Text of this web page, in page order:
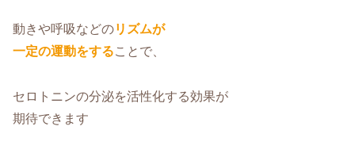
動きや呼吸などのリズムが
一定の運動をすることで、
セロトニンの分泌を活性化する効果が
期待できます